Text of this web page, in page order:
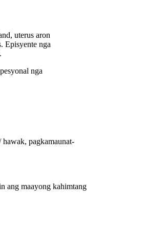
uterus aron
Episyente nga
nga
pagkamaunat-
ang maayong kahimtang